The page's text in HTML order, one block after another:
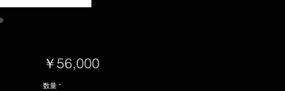
￥56,000価
数量 *